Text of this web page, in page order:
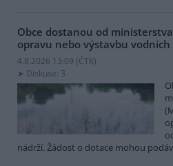
Obce dostanou od
opravu nebo výstavbu
4.8.2026 13:09 (ČTK)
Diskuse: 3
nádrží. Žádost o dotace mohou